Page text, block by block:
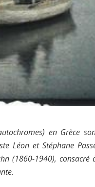
en Grèce
Léon et Stéphane
(1860-1940),